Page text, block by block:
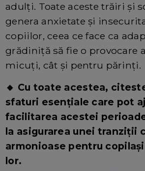
adulți. Toate aceste trăiri și
genera anxietate și
copiilor, ceea ce face ca
grădiniță să fie o provocare
micuți, cât și pentru părinți.
🔸 Cu toate acestea,
sfaturi esențiale care pot
facilitarea acestei
la asigurarea unei tranziții
armonioase pentru
lor.